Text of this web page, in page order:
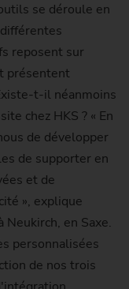
se déroule en
reposent sur
présentent
t-il néanmoins
chez HKS ? « En
de développer
de supporter en
et de
», explique
en Saxe.
personnalisées
de nos trois